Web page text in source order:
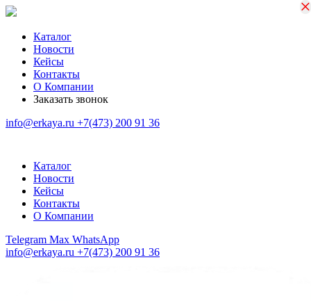
Каталог
Новости
Кейсы
Контакты
О Компании
Заказать звонок
info@erkaya.ru +7(473) 200 91 36
Каталог
Новости
Кейсы
Контакты
О Компании
Telegram Max WhatsApp
info@erkaya.ru +7(473) 200 91 36
×
×